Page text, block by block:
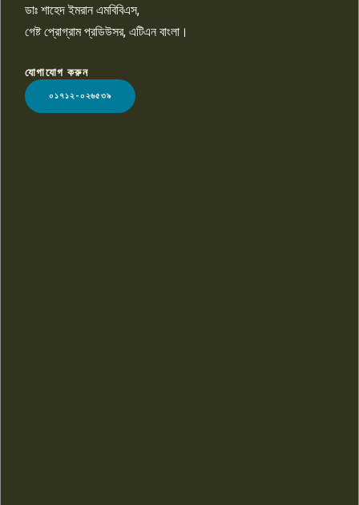
LOGO
ডাঃ শাহেদ ইমরান এমবিবিএস,
গেষ্ট প্রোগ্রাম প্রডিউসর, এটিএন বাংলা।
যোগাযোগ করুন
০১৭১২-০২৬৫৩৯